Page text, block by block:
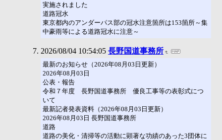
実施されました
道路冠水
東京都内のアンダーパス部の冠水注意箇所は153箇所～集
中豪雨等による道路冠水に注意～
2026/08/04 10:54:05 長野国道事務所
最新のお知らせ（2026年08月03日更新）
2026年08月03日
公表・報告
令和７年度 長野国道事務所 優良工事等の表彰式につ
いて
最新記者発表資料（2026年08月03日更新）
2026年08月03日 長野国道事務所
道路
道路の美化・清掃等の活動に顕著な功績のあった3団体に